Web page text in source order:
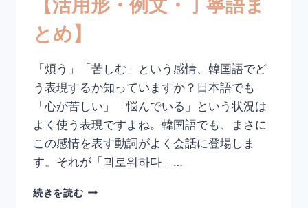
例
ま
と
め】
とめ】
「煩う」「苦しむ」という感情、韓国語でど
う表現するか知っていますか？日本語でも
「心が苦しい」「悩んでいる」という状況は
よく使う表現ですよね。韓国語でも、まさに
この感情を表す動詞がよく会話に登場しま
す。それが「괴로워하다」…
続きを読む韓